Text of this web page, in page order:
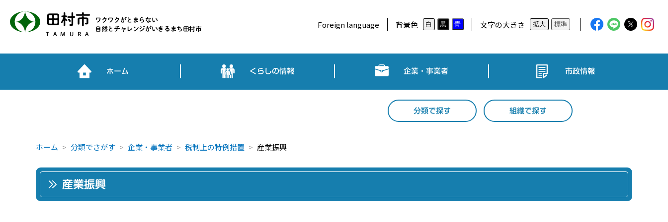
田村市
TAMURA
ワクワクがとまらない
自然とチャレンジがいきるまち田村市
Foreign language 背景色 白 黒 青 文字の大きさ 拡大 標準
ホーム くらしの情報 企業・事業者 市政情報
分類で探す 組織で探す
ホーム 分類でさがす 企業・事業者 税制上の特例措置 産業振興
産業振興